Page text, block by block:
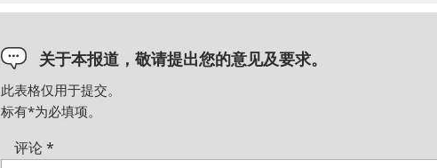
关于本报道，敬请提出您的意见及要求。
此表格仅用于提交。
标有*为必填项。
评论*